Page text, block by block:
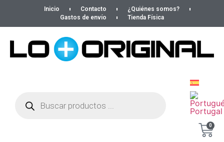
Inicio Contacto
¿Quiénes somos?
Gastos de envío
Tienda Física
0